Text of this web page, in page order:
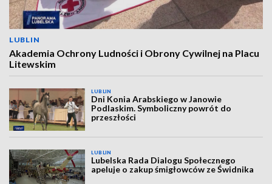
LUBLIN
Akademia Ochrony Ludności i Obrony Cywilnej na Placu
Litewskim
LUBLIN
Dni Konia Arabskiego w Janowie
Podlaskim. Symboliczny powrót do
przeszłości
LUBLIN
Lubelska Rada Dialogu Społecznego
apeluje o zakup śmigłowców ze Świdnika